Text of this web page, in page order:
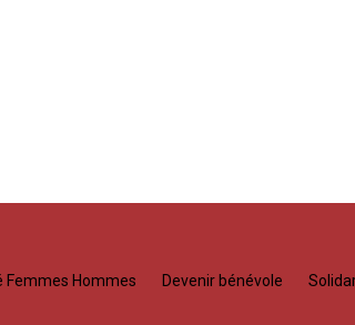
Femmes Hommes Devenir bénévole